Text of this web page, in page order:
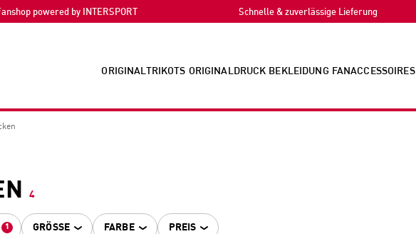
powered by INTERSPORT Schnelle & zuverlässige Lieferung
ORIGINALTRIKOTS ORIGINALDRUCK BEKLEIDUNG FANACCESSOIRES
4
1 GRÖSSE FARBE PREIS